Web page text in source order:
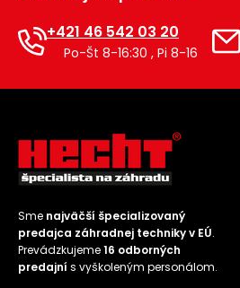
+421 46 542 03 20
Po-Št 8-16:30 , Pi 8-16
Sme najväčší špecializovaný
predajca záhradnej techniky v EÚ.
Prevádzkujeme16 odborných
predajní s vyškoleným personálom.